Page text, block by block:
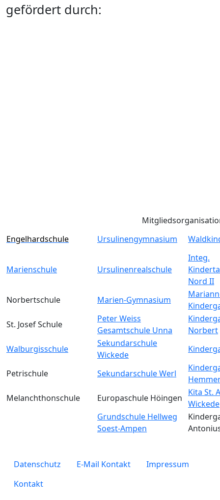
gefördert durch:
Engelhardschule
Ursulinengymnasium
Marienschule Ursulinenrealschule
Integ.
Nord II
Norbertschule
Marien-Gymnasium
St. Josef Schule
Peter Weiss
Gesamtschule Unna
Norbert
Walburgisschule
Sekundarschule
Wickede
Petrischule Sekundarschule Werl
Melanchthonschule
Europaschule Höingen
Kita St.
Wickede
Grundschule Hellweg
Soest-Ampen
legals
Datenschutz E-Mail Kontakt
Impressum
Kontakt